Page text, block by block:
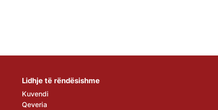
Lidhje të rëndësishme
Kuvendi
Qeveria